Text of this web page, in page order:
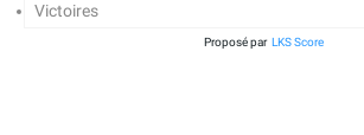
Victoires
Proposé par LKS Score